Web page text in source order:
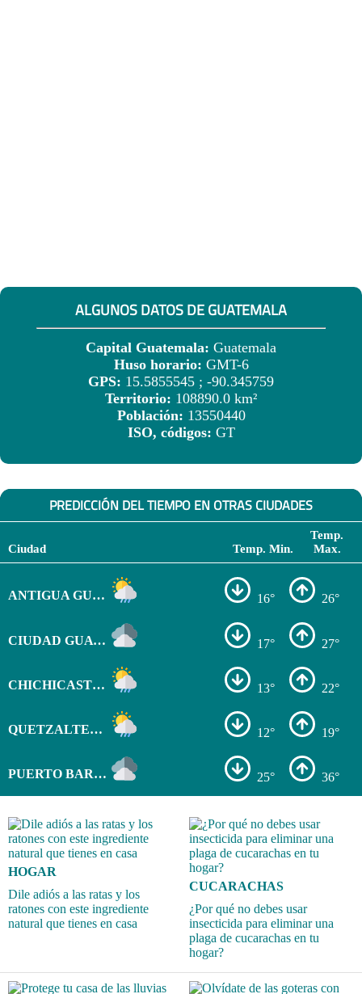
ALGUNOS DATOS DE GUATEMALA
Capital Guatemala: Guatemala
Huso horario: GMT-6
GPS: 15.5855545 ; -90.345759
Territorio: 108890.0 km²
Población: 13550440
ISO, códigos: GT
PREDICCIÓN DEL TIEMPO EN OTRAS CIUDADES
Ciudad Temp. Min.
Temp.
Max.
ANTIGUA GUATEMALA 16° 26°
CIUDAD GUATEMALA 17° 27°
CHICHICASTENANGO 13° 22°
QUETZALTENANGO 12° 19°
PUERTO BARRIOS 25° 36°
HOGAR
Dile adiós a las ratas y los
ratones con este ingrediente
natural que tienes en casa
CUCARACHAS
¿Por qué no debes usar
insecticida para eliminar una
plaga de cucarachas en tu
hogar?